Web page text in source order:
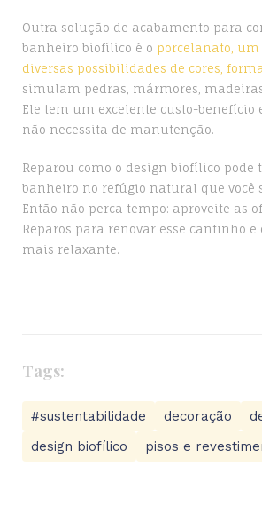
Outra solução de acabamento para
banheiro biofílico é o porcelanato,
diversas possibilidades de cores,
simulam pedras, mármores,
Ele tem um excelente custo-benefício
não necessita de manutenção.
Reparou como o design biofílico pode
banheiro no refúgio natural que você
Então não perca tempo: aproveite as
Reparos para renovar esse cantinho
mais relaxante.
Tags:
#sustentabilidade decoração
design biofílico
pisos e